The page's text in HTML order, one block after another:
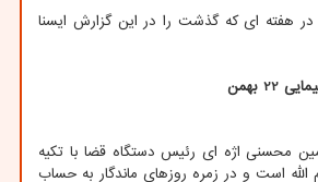
هفته ای که گذشت را در این گزارش ایسنا
بهمن
محسنی اژه ای رئیس دستگاه قضا با تکیه
بهمن یوم الله است و در زمره روزهای ماندگار به حساب